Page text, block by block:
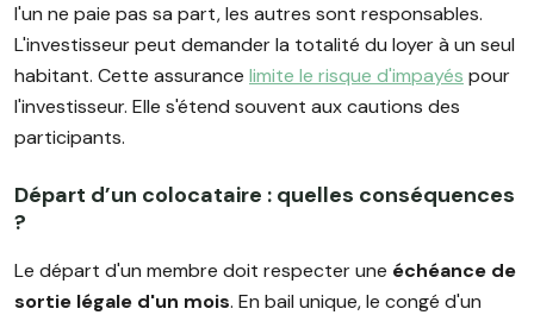
l'un ne paie pas sa part, les autres sont responsables.
L'investisseur peut demander la totalité du loyer à un seul
habitant. Cette assurance limite le risque d'impayés pour
l'investisseur. Elle s'étend souvent aux cautions des
participants.
Départ d’un colocataire : quelles conséquences
?
Le départ d'un membre doit respecter une échéance de
sortie légale d'un mois. En bail unique, le congé d'un